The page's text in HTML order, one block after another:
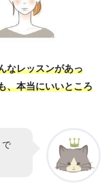
なレッスンがあっ
、本当にいいところ
で